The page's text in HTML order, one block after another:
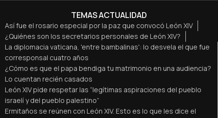
TEMAS ACTUALIDAD
Así fue el rosario especial por la paz que convocó León XIV
¿Quiénes son los secretarios personales de León XIV?
La diplomacia vaticana, 'entre bambalinas': lo desvela el que fue
corresponsal cuatro años
¿Cómo es que el papa bendiga tu matrimonio en una audiencia?
Lo cuentan recién casados
León XIV pide respetar las “legítimas aspiraciones del pueblo
israelí y del pueblo palestino”
Ermitaños se reúnen con León XIV. Esto es lo que les dice el